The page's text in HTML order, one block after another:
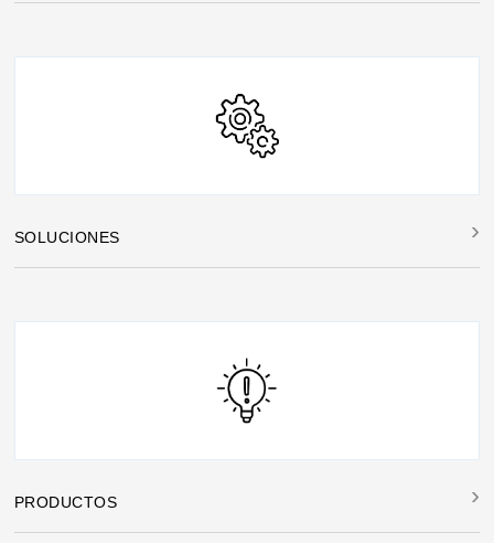
SOLUCIONES
PRODUCTOS